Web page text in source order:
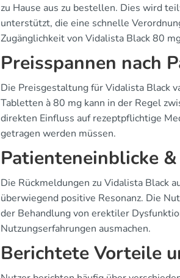
zu Hause aus zu bestellen. Dies wird
unterstützt, die eine schnelle
Zugänglichkeit von Vidalista Black 80
Preisspannen nach
Die Preisgestaltung für Vidalista Black
Tabletten à 80 mg kann in der Regel
direkten Einfluss auf rezeptpflichtige
getragen werden müssen.
Patienteneinblicke
Die Rückmeldungen zu Vidalista Black
überwiegend positive Resonanz. Die
der Behandlung von erektiler
Nutzungserfahrungen ausmachen.
Berichtete Vorteile